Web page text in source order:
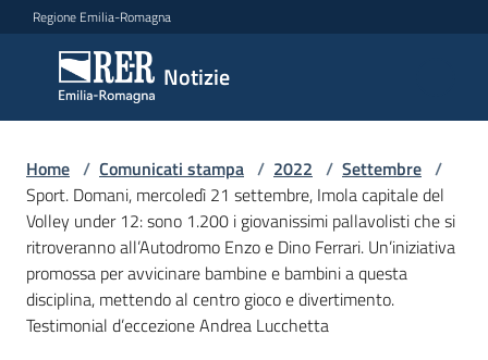
Vai al contenuto
Vai alla navigazione
Vai al footer
Regione Emilia-Romagna
Notizie
Notizie
Comunicati
stampa
Menu selezionato
Cerca
un
comunicato
Home / Comunicati stampa / 2022 / Settembre /
Sport. Domani, mercoledì 21 settembre, Imola capitale del
Volley under 12: sono 1.200 i giovanissimi pallavolisti che si
ritroveranno all’Autodromo Enzo e Dino Ferrari. Un’iniziativa
promossa per avvicinare bambine e bambini a questa
disciplina, mettendo al centro gioco e divertimento.
Testimonial d’eccezione Andrea Lucchetta